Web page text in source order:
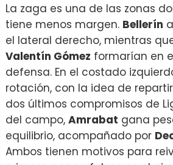
La zaga es una de las zonas
tiene menos margen. Bellerín
el lateral derecho, mientras
Valentín Gómez formarían en
defensa. En el costado
rotación, con la idea de
dos últimos compromisos de
del campo, Amrabat gana
equilibrio, acompañado por
Ambos tienen motivos para